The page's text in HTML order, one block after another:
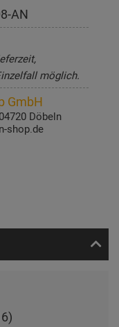
AN
möglich.
GmbH
Döbeln
shop.de